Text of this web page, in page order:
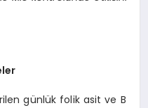
günlük folik asit ve B